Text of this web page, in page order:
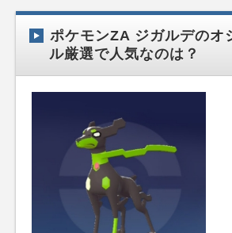
ポケモンZA ジガルデのオ
ル厳選で人気なのは？